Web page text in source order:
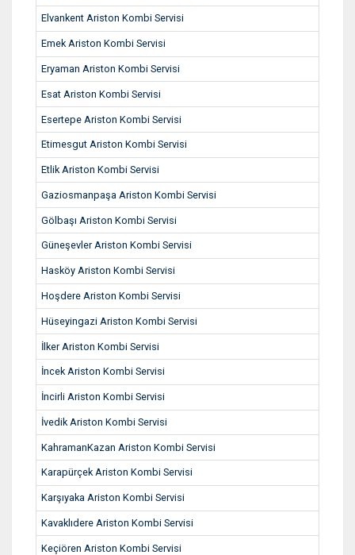
Elvankent Ariston Kombi Servisi
Emek Ariston Kombi Servisi
Eryaman Ariston Kombi Servisi
Esat Ariston Kombi Servisi
Esertepe Ariston Kombi Servisi
Etimesgut Ariston Kombi Servisi
Etlik Ariston Kombi Servisi
Gaziosmanpaşa Ariston Kombi Servisi
Gölbaşı Ariston Kombi Servisi
Güneşevler Ariston Kombi Servisi
Hasköy Ariston Kombi Servisi
Hoşdere Ariston Kombi Servisi
Hüseyingazi Ariston Kombi Servisi
İlker Ariston Kombi Servisi
İncek Ariston Kombi Servisi
İncirli Ariston Kombi Servisi
İvedik Ariston Kombi Servisi
KahramanKazan Ariston Kombi Servisi
Karapürçek Ariston Kombi Servisi
Karşıyaka Ariston Kombi Servisi
Kavaklıdere Ariston Kombi Servisi
Keçiören Ariston Kombi Servisi